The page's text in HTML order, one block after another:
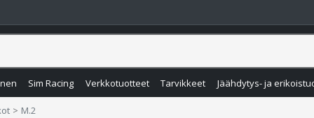
Sim Racing Verkkotuotteet Tarvikkeet Jäähdytys- ja
M.2